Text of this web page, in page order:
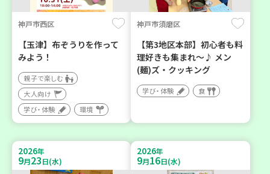
神戸市西区
【玉津】布ぞうりを作って
みよう！
親子で楽しむ
大人向け
学び・体験
環境
神戸市須磨区
【第3地区本部】初心者も料
理好きも集まれ～♪ メン
(麺)ズ・クッキング
学び・体験 食
2026年
9月23日(水)
2026年
9月16日(水)